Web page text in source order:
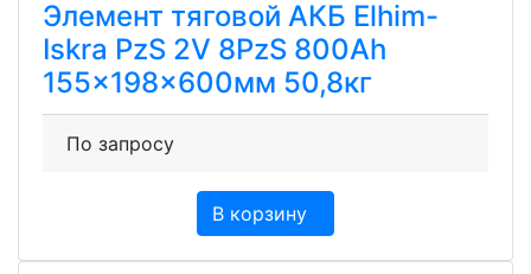
Элемент тяговой АКБ Elhim-
Iskra PzS 2V 8PzS 800Ah
155x198x600мм 50,8кг
По запросу
В корзину